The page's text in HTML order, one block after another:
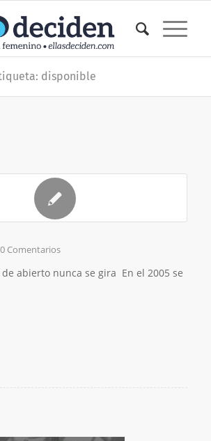
disponible
0 Comentarios
abierto nunca se gira En el 2005 se